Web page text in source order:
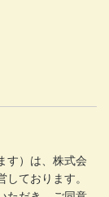
す）は、株式会
ております。